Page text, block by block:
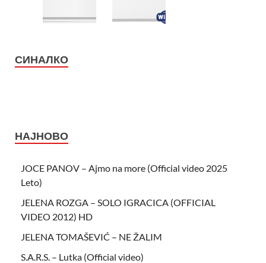
СИНАЛКО
НАЈНОВО
JOCE PANOV – Ajmo na more (Official video 2025
Leto)
JELENA ROZGA – SOLO IGRACICA (OFFICIAL
VIDEO 2012) HD
JELENA TOMAŠEVIĆ – NE ŽALIM
S.A.R.S. – Lutka (Official video)